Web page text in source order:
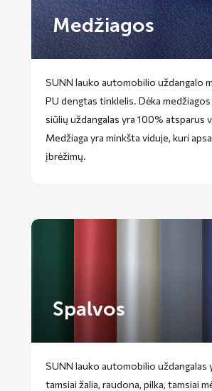
Medžiagos
SUNN lauko automobilio uždangalo
PU dengtas tinklelis. Dėka
siūlių uždangalas yra 100% atsparus
Medžiaga yra minkšta viduje, kuri
įbrėžimų.
Spalvos
SUNN lauko automobilio uždangalas
tamsiai žalia, raudona, pilka, tamsiai